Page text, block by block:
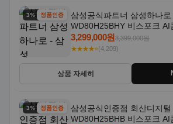
3% 할인정품인증
삼성공식파트너 삼성하나로
WD80H25BHY 비스포크 AI
18kg 26년형 일체형 1등급
3,299,000원3,399,000원
★★★★⭐(4,209)
상품 자세히
3% 할인정품인증
삼성공식인증점 회산디지털
WD80H25BHB 비스포크 AI